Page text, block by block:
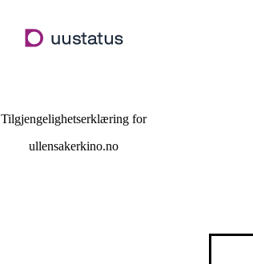
hovedinnhold
Tilgjengelighetserklæring for
ullensakerkino.no